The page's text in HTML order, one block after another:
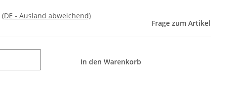
(DE - Ausland abweichend)
Frage zum Artikel
In den Warenkorb